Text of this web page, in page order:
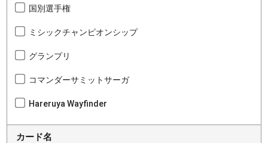
国別選手権
ミシックチャンピオンシップ
グランプリ
コマンダーサミットサーガ
Hareruya Wayfinder
カード名